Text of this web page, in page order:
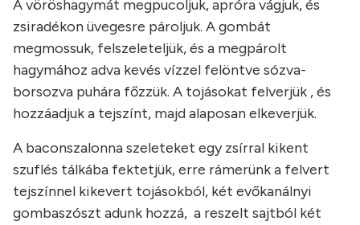
A vöröshagymát megpucoljuk, apróra vágjuk, és
zsiradékon üvegesre pároljuk. A gombát
megmossuk, felszeleteljük, és a megpárolt
hagymához adva kevés vízzel felöntve sózva-
borsozva puhára főzzük. A tojásokat felverjük , és
hozzáadjuk a tejszínt, majd alaposan elkeverjük.
A baconszalonna szeleteket egy zsírral kikent
szuflés tálkába fektetjük, erre rámerünk a felvert
tejszínnel kikevert tojásokból, két evőkanálnyi
gombaszószt adunk hozzá, a reszelt sajtból két